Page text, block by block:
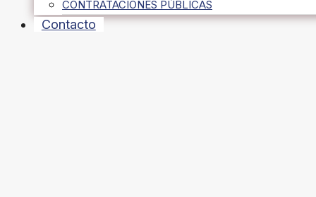
CONTRATACIONES PÚBLICAS
Contacto